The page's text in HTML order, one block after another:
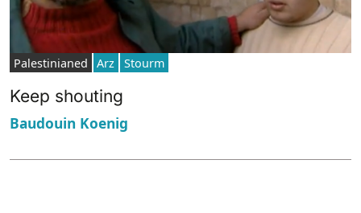
Palestinianed Arz Stourm
Keep shouting
Baudouin Koenig